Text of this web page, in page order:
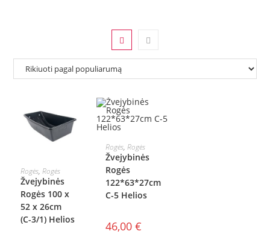
Į KREPŠELĮ
Rogės, Rogės
Žvejybinės
Rogės 100 х
52 х 26cm
(С-3/1) Helios
Į KREPŠELĮ
Rogės, Rogės
Žvejybinės
Rogės
122*63*27cm
C-5 Helios
46,00 €